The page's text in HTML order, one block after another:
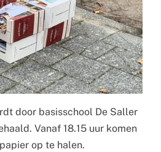
door basisschool De Saller
Vanaf 18.15 uur komen
op te halen.